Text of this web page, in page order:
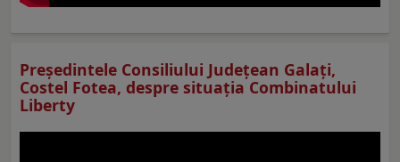
Preşedintele Consiliului Judeţean Galaţi,
Costel Fotea, despre situaţia Combinatului
Liberty